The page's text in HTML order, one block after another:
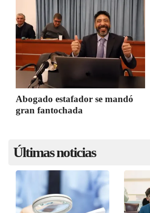
Abogado estafador se mandó
gran fantochada
Últimas noticias